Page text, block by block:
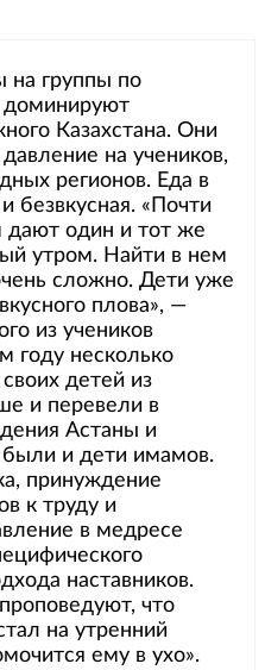
на группы по
доминируют
Казахстана. Они
на учеников,
регионов. Еда в
безвкусная. «Почти
один и тот же
утром. Найти в нем
сложно. Дети уже
плова», —
из учеников
году несколько
детей из
и перевели в
Астаны и
и дети имамов.
принуждение
к труду и
в медресе
наставников.
что
на утренний
ему в ухо».